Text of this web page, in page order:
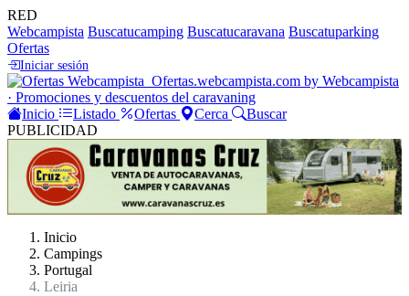
RED
Webcampista Buscatucamping Buscatucaravana Buscatuparking
Ofertas
Iniciar sesión
Ofertas.webcampista.com by Webcampista
· Promociones y descuentos del caravaning
Inicio
Listado Ofertas Cerca
Buscar
PUBLICIDAD
Inicio
Campings
Portugal
Leiria